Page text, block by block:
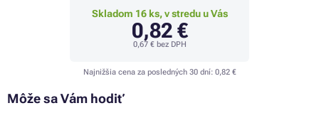
Skladom 16 ks, v stredu u Vás
0,82 €
0,67 €bez DPH
Najnižšia cena za posledných 30 dní: 0,82 €
Môže sa Vám hodiť